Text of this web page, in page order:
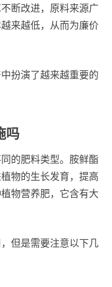
断改进，原料来源广
来越低，从而为廉价
扮演了越来越重要的
吗
的肥料类型。胺鲜酯
物的生长发育，提高
物营养肥，它含有大
但是需要注意以下几